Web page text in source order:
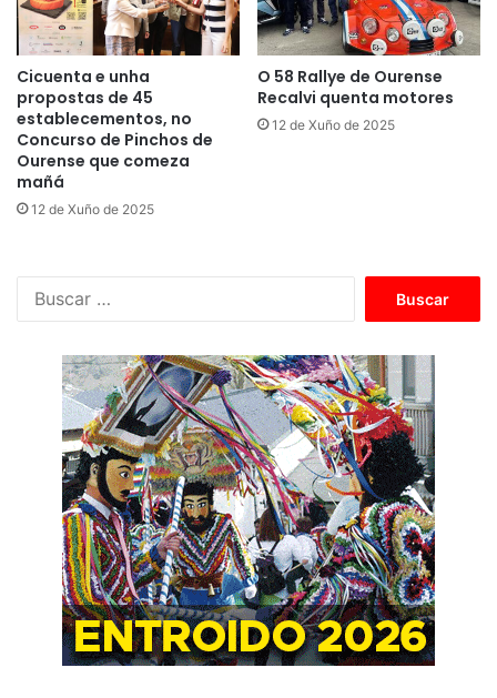
Cicuenta e unha
propostas de 45
establecementos, no
Concurso de Pinchos de
Ourense que comeza
mañá
12 de Xuño de 2025
O 58 Rallye de Ourense
Recalvi quenta motores
12 de Xuño de 2025
c
a
r
: